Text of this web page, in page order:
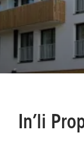
In’li